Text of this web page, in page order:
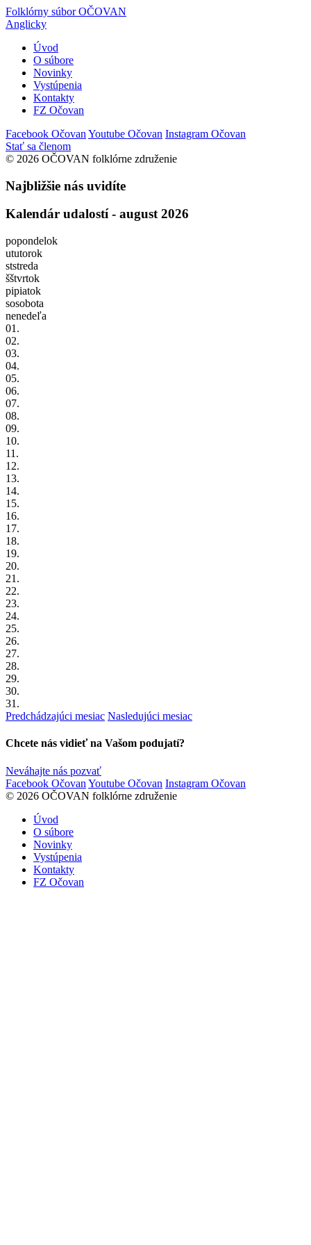
Folklórny súbor OČOVAN
Anglicky
Úvod
O súbore
Novinky
Vystúpenia
Kontakty
FZ Očovan
Facebook Očovan Youtube Očovan Instagram Očovan
Stať sa členom
© 2026 OČOVAN folklórne združenie
Najbližšie nás uvidíte
Kalendár udalostí - august 2026
popondelok
ututorok
ststreda
šštvrtok
pipiatok
sosobota
nenedeľa
01.
02.
03.
04.
05.
06.
07.
08.
09.
10.
11.
12.
13.
14.
15.
16.
17.
18.
19.
20.
21.
22.
23.
24.
25.
26.
27.
28.
29.
30.
31.
Predchádzajúci mesiac Nasledujúci mesiac
Chcete nás vidieť na Vašom podujatí?
Neváhajte nás pozvať
Facebook Očovan Youtube Očovan Instagram Očovan
© 2026 OČOVAN folklórne združenie
Úvod
O súbore
Novinky
Vystúpenia
Kontakty
FZ Očovan